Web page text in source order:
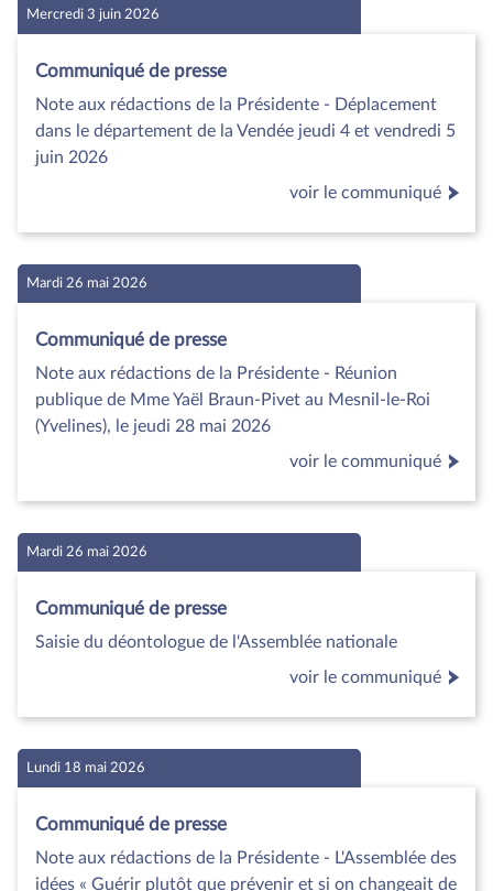
Mercredi 3 juin 2026
Communiqué de presse
Note aux rédactions de la Présidente - Déplacement
dans le département de la Vendée jeudi 4 et vendredi 5
juin 2026
voir le communiqué
Mardi 26 mai 2026
Communiqué de presse
Note aux rédactions de la Présidente - Réunion
publique de Mme Yaël Braun-Pivet au Mesnil-le-Roi
(Yvelines), le jeudi 28 mai 2026
voir le communiqué
Mardi 26 mai 2026
Communiqué de presse
Saisie du déontologue de l'Assemblée nationale
voir le communiqué
Lundi 18 mai 2026
Communiqué de presse
Note aux rédactions de la Présidente - L'Assemblée des
idées « Guérir plutôt que prévenir et si on changeait de